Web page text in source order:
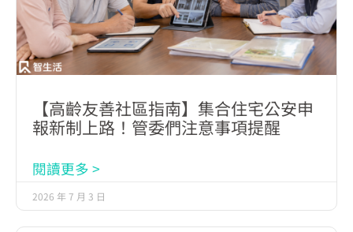
【高齡友善社區指南】集合住宅公安申
報新制上路！管委們注意事項提醒
閱讀更多 >
2026 年 7 月 3 日